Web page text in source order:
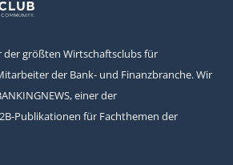
der größten Wirtschaftsclubs für
der Bank- und Finanzbranche. Wir
einer der
Publikationen für Fachthemen der